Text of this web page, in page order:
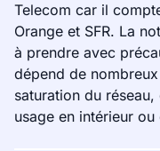
Telecom car il
Orange et SFR. La
à prendre avec
dépend de
saturation du
usage en intérieur